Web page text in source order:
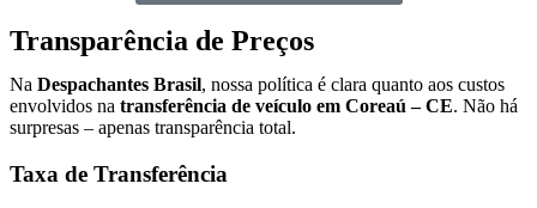
Transparência de Preços
Na Despachantes Brasil, nossa política é clara quanto aos custos
envolvidos na transferência de veículo em Coreaú – CE. Não há
surpresas – apenas transparência total.
Taxa de Transferência